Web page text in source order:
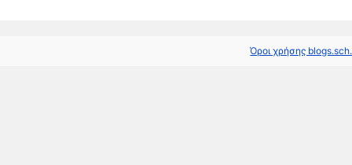
Όροι χρήσης